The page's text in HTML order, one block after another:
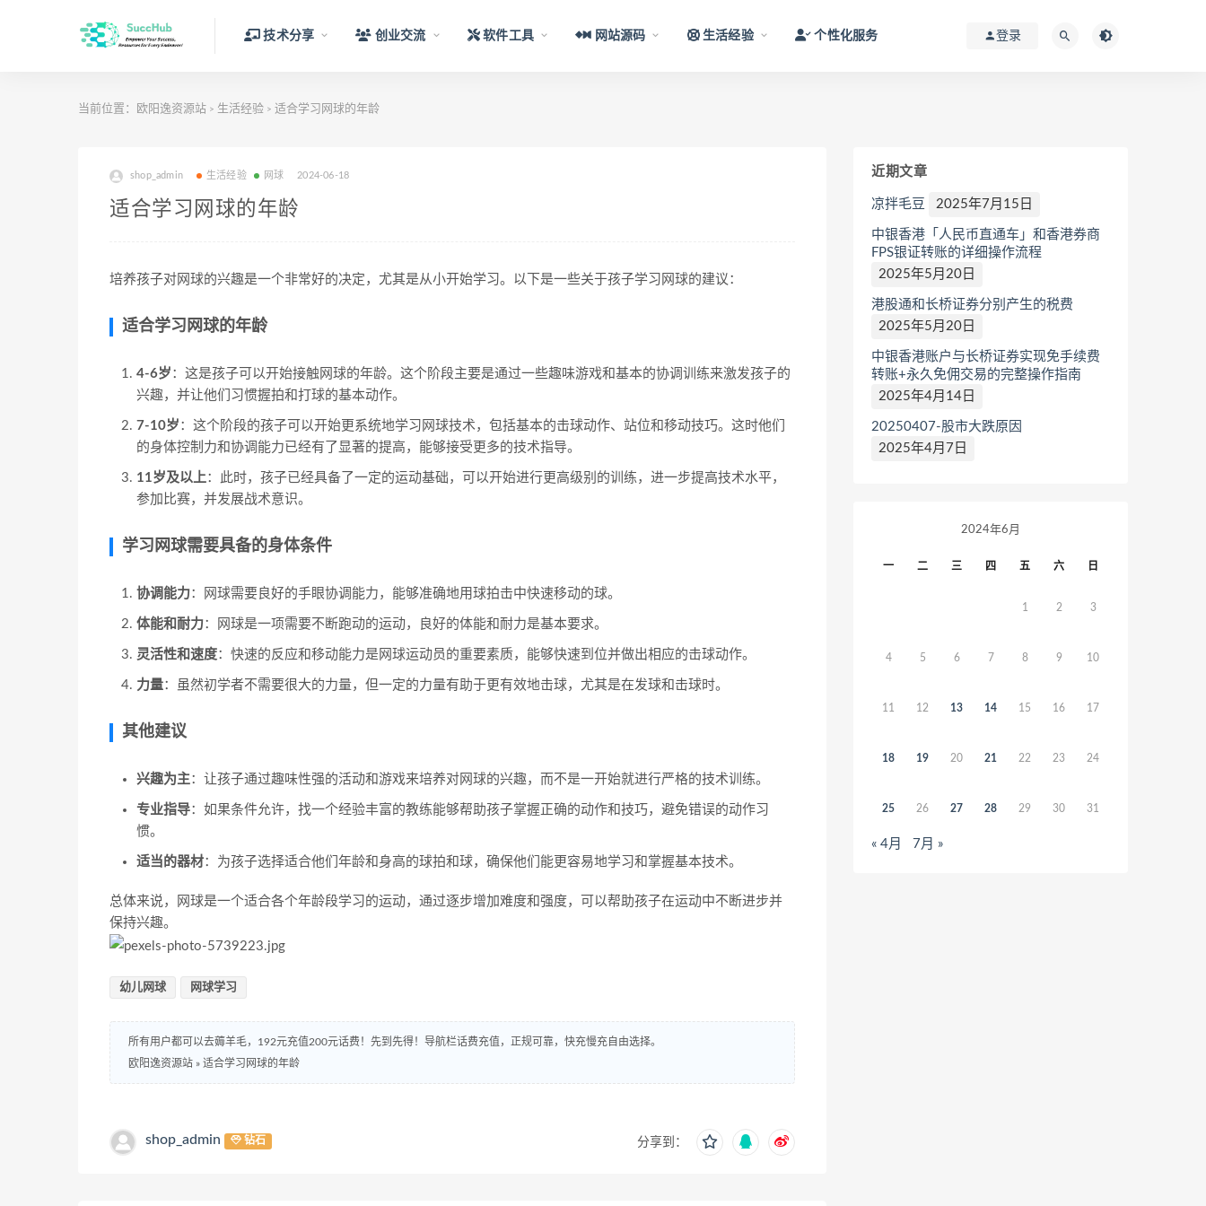
技术分享 创业交流 软件工具 网站源码 生活经验 个性化服务 登录
当前位置： 欧阳逸资源站 > 生活经验 > 适合学习网球的年龄
shop_admin 生活经验 网球 2024-06-18
适合学习网球的年龄
培养孩子对网球的兴趣是一个非常好的决定，尤其是从小开始学习。以下是一些关于孩子学习网球的建议：
适合学习网球的年龄
4-6岁 ：这是孩子可以开始接触网球的年龄。这个阶段主要是通过一些趣味游戏和基本的协调训练来激发孩子的
兴趣，并让他们习惯握拍和打球的基本动作。
7-10岁 ：这个阶段的孩子可以开始更系统地学习网球技术，包括基本的击球动作、站位和移动技巧。这时他们
的身体控制力和协调能力已经有了显著的提高，能够接受更多的技术指导。
11岁及以上：此时，孩子已经具备了一定的运动基础，可以开始进行更高级别的训练，进一步提高技术水平，
参加比赛，并发展战术意识。
学习网球需要具备的身体条件
协调能力：网球需要良好的手眼协调能力，能够准确地用球拍击中快速移动的球。
体能和耐力：网球是一项需要不断跑动的运动，良好的体能和耐力是基本要求。
灵活性和速度：快速的反应和移动能力是网球运动员的重要素质，能够快速到位并做出相应的击球动作。
力量：虽然初学者不需要很大的力量，但一定的力量有助于更有效地击球，尤其是在发球和击球时。
其他建议
兴趣为主：让孩子通过趣味性强的活动和游戏来培养对网球的兴趣，而不是一开始就进行严格的技术训练。
专业指导：如果条件允许，找一个经验丰富的教练能够帮助孩子掌握正确的动作和技巧，避免错误的动作习
惯。
适当的器材：为孩子选择适合他们年龄和身高的球拍和球，确保他们能更容易地学习和掌握基本技术。
总体来说，网球是一个适合各个年龄段学习的运动，通过逐步增加难度和强度，可以帮助孩子在运动中不断进步并
保持兴趣。
幼儿网球 网球学习
所有用户都可以去薅羊毛，192元充值200元话费！先到先得！导航栏话费充值，正规可靠，快充慢充自由选择。
欧阳逸资源站 » 适合学习网球的年龄
shop_admin 钻石 分享到：
近期文章
凉拌毛豆 2025年7月15日
中银香港「人民币直通车」和香港券商
FPS银证转账的详细操作流程
2025年5月20日
港股通和长桥证券分别产生的税费
2025年5月20日
中银香港账户与长桥证券实现免手续费
转账+永久免佣交易的完整操作指南
2025年4月14日
20250407-股市大跌原因
2025年4月7日
2024年6月
一 二 三 四 五 六 日
1 2 3
4 5 6 7 8 9 10
11 12 13 14 15 16 17
18 19 20 21 22 23 24
25 26 27 28 29 30 31
« 4月 7月 »